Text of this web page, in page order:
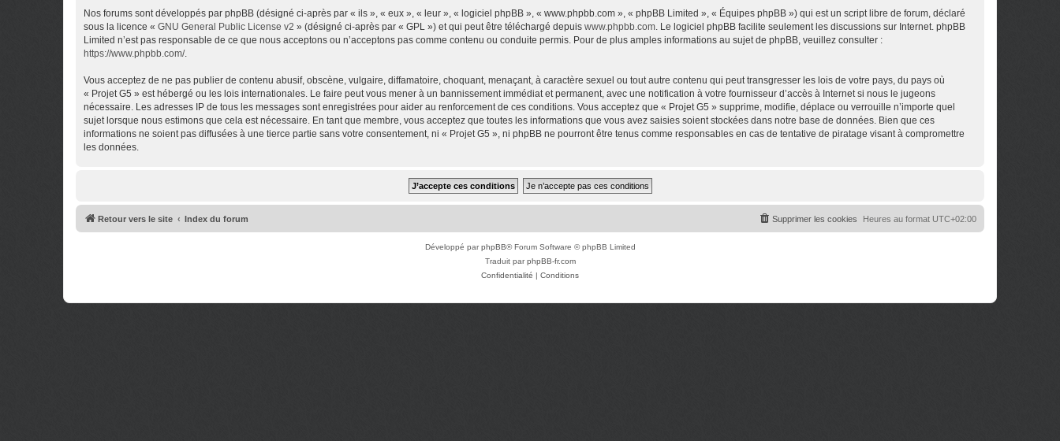
Nos forums sont développés par phpBB (désigné ci-après par « ils », « eux », « leur », « logiciel phpBB », « www.phpbb.com », « phpBB Limited », « Équipes phpBB ») qui est un script libre de forum, déclaré
sous la licence « GNU General Public License v2 » (désigné ci-après par « GPL ») et qui peut être téléchargé depuis www.phpbb.com . Le logiciel phpBB facilite seulement les discussions sur Internet. phpBB
Limited n’est pas responsable de ce que nous acceptons ou n’acceptons pas comme contenu ou conduite permis. Pour de plus amples informations au sujet de phpBB, veuillez consulter :
https://www.phpbb.com/.
Vous acceptez de ne pas publier de contenu abusif, obscène, vulgaire, diffamatoire, choquant, menaçant, à caractère sexuel ou tout autre contenu qui peut transgresser les lois de votre pays, du pays où
« Projet G5 » est hébergé ou les lois internationales. Le faire peut vous mener à un bannissement immédiat et permanent, avec une notification à votre fournisseur d’accès à Internet si nous le jugeons
nécessaire. Les adresses IP de tous les messages sont enregistrées pour aider au renforcement de ces conditions. Vous acceptez que « Projet G5 » supprime, modifie, déplace ou verrouille n’importe quel
sujet lorsque nous estimons que cela est nécessaire. En tant que membre, vous acceptez que toutes les informations que vous avez saisies soient stockées dans notre base de données. Bien que ces
informations ne soient pas diffusées à une tierce partie sans votre consentement, ni « Projet G5 », ni phpBB ne pourront être tenus comme responsables en cas de tentative de piratage visant à compromettre
les données.
Retour vers le site Index du forum Heures au format UTC+02:00
Supprimer les cookies
Développé parphpBB® Forum Software © phpBB Limited
Traduit parphpBB-fr.com
Confidentialité | Conditions